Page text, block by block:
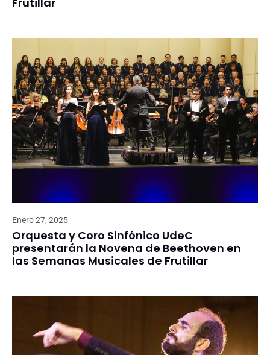
Enero 27, 2025
Orquesta y Coro Sinfónico UdeC
presentarán la Novena de Beethoven en
las Semanas Musicales de Frutillar